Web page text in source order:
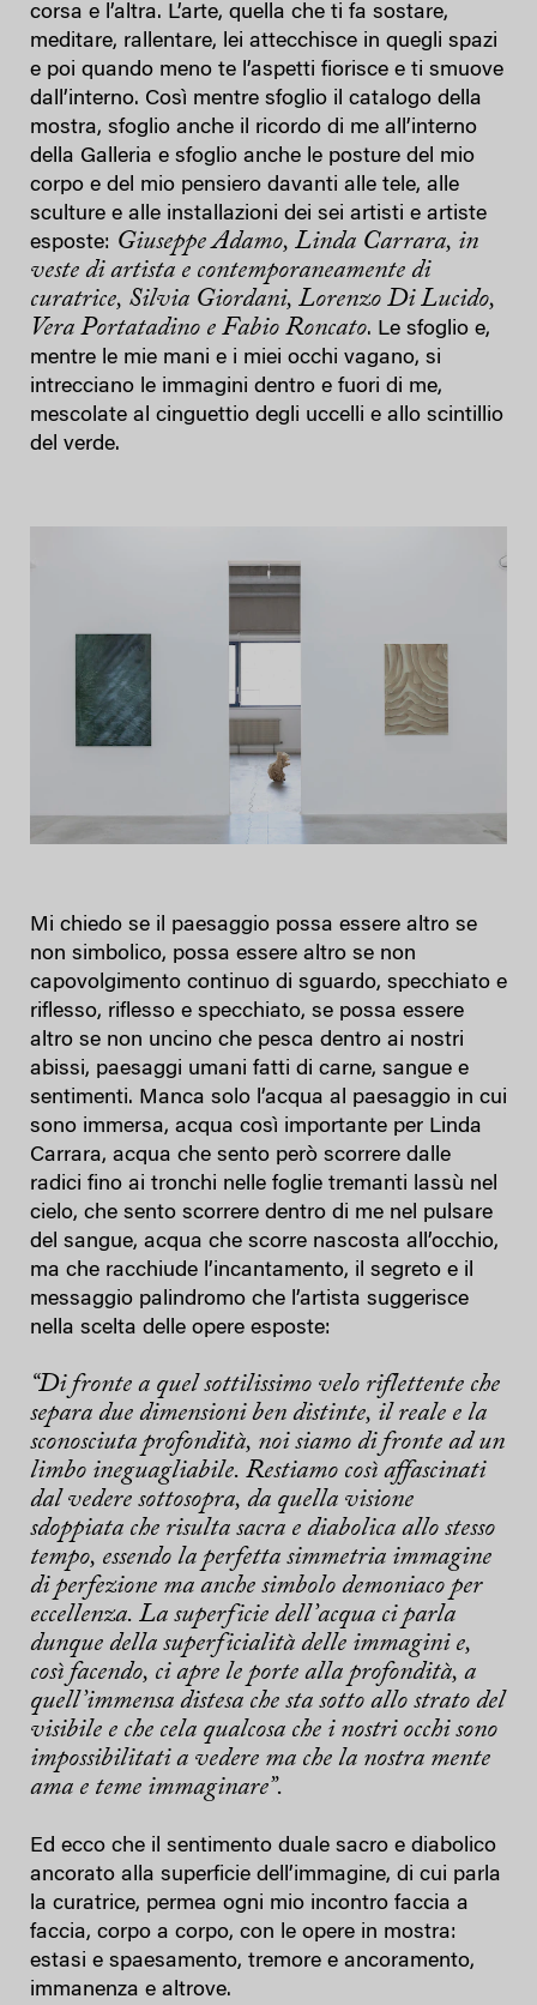
corsa e l’altra. L’arte, quella che ti fa sostare,
meditare, rallentare, lei attecchisce in quegli spazi
e poi quando meno te l’aspetti fiorisce e ti smuove
dall’interno. Così mentre sfoglio il catalogo della
mostra, sfoglio anche il ricordo di me all’interno
della Galleria e sfoglio anche le posture del mio
corpo e del mio pensiero davanti alle tele, alle
sculture e alle installazioni dei sei artisti e artiste
esposte: Giuseppe Adamo, Linda Carrara, in
veste di artista e contemporaneamente di
curatrice, Silvia Giordani, Lorenzo Di Lucido,
Vera Portatadino e Fabio Roncato. Le sfoglio e,
mentre le mie mani e i miei occhi vagano, si
intrecciano le immagini dentro e fuori di me,
mescolate al cinguettio degli uccelli e allo scintillio
del verde.
Mi chiedo se il paesaggio possa essere altro se
non simbolico, possa essere altro se non
capovolgimento continuo di sguardo, specchiato e
riflesso, riflesso e specchiato, se possa essere
altro se non uncino che pesca dentro ai nostri
abissi, paesaggi umani fatti di carne, sangue e
sentimenti. Manca solo l’acqua al paesaggio in cui
sono immersa, acqua così importante per Linda
Carrara, acqua che sento però scorrere dalle
radici fino ai tronchi nelle foglie tremanti lassù nel
cielo, che sento scorrere dentro di me nel pulsare
del sangue, acqua che scorre nascosta all’occhio,
ma che racchiude l’incantamento, il segreto e il
messaggio palindromo che l’artista suggerisce
nella scelta delle opere esposte:
“Di fronte a quel sottilissimo velo riflettente che
separa due dimensioni ben distinte, il reale e la
sconosciuta profondità, noi siamo di fronte ad un
limbo ineguagliabile. Restiamo così affascinati
dal vedere sottosopra, da quella visione
sdoppiata che risulta sacra e diabolica allo stesso
tempo, essendo la perfetta simmetria immagine
di perfezione ma anche simbolo demoniaco per
eccellenza. La superficie dell’acqua ci parla
dunque della superficialità delle immagini e,
così facendo, ci apre le porte alla profondità, a
quell’immensa distesa che sta sotto allo strato del
visibile e che cela qualcosa che i nostri occhi sono
impossibilitati a vedere ma che la nostra mente
ama e teme immaginare”.
Ed ecco che il sentimento duale sacro e diabolico
ancorato alla superficie dell’immagine, di cui parla
la curatrice, permea ogni mio incontro faccia a
faccia, corpo a corpo, con le opere in mostra:
estasi e spaesamento, tremore e ancoramento,
immanenza e altrove.